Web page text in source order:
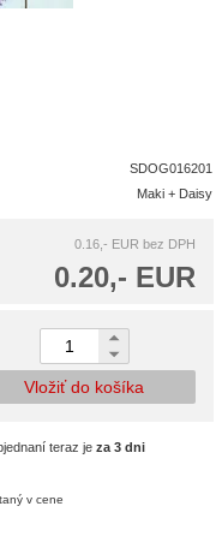
SDOG016201
Maki + Daisy
0.16,- EUR bez DPH
0.20,- EUR
Vložiť do košíka
teraz je za 3 dni
v cene